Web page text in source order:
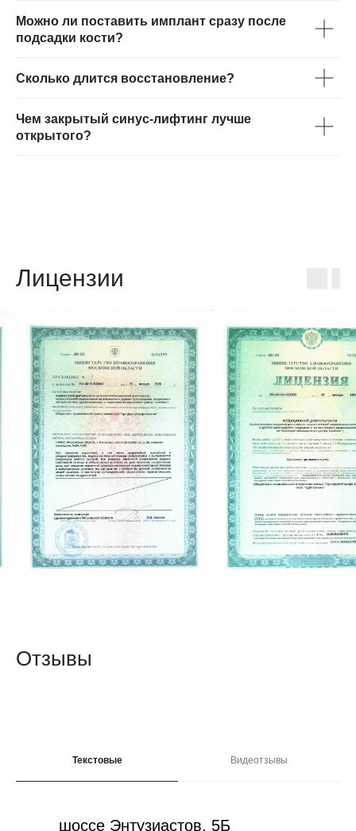
Можно ли поставить имплант сразу после
подсадки кости?
Сколько длится восстановление?
Чем закрытый синус-лифтинг лучше
открытого?
Лицензии
Отзывы
Текстовые Видеотзывы
шоссе Энтузиастов, 5Б
Московская область, Балашиха, улица
Майкла Лунна, 8
+7 (495) 023 14 16
info@odpclinic.ru
Ул. Майкла Лунна
Маршрут
Пн-вс: 09:00–21:00*